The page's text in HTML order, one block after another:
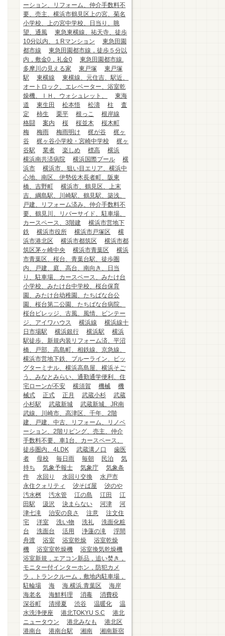
ーション、リフォーム、仲介手数料不
要、売主、横浜市鶴見区上の宮、菊名
小学校、上の宮中学校、日当り、眺
望、通風
東急東横線、祐天寺、徒歩
10分以内、１Rマンション
東急田園
都市線
東急田園都市線，徒歩５分以
内，敷金0，礼金0
東急田園都市線.
多摩川の見える家
東戸塚
東戸塚
駅
東横線
東横線、元住吉、駅近、
オートロック、エレベーター、浴室乾
燥機、ＩＨ、ウォシュレット、
東海
道
東生田 松本悟 松濤 柱
査
定
柿生 栗平 根っこ
根岸線
格闘
案内 桜 桜並木
桜木町
梅
梅雨 梅雨明け 梶が谷
梶ヶ
谷
梶ヶ谷小学校・宮崎中学校
梶ヶ
谷駅
業者 楽しめ 標高
横浜
横浜南共済病院
横浜国際プール
横
浜市
横浜市、狙い目エリア、横浜中
心地、南区、伊勢佐木長者町、阪東
橋、吉野町
横浜市、鶴見区、上末
吉、綱島駅、川崎駅、鶴見駅、築浅、
戸建、リフォーム済み、仲介手数料不
要、鶴見川、リバーサイド、駐車場、
カースペース、3階建
横浜市営地下
鉄
横浜市役所 横浜市戸塚区
横
浜市港北区
横浜市都筑区
横浜市都
筑区茅ヶ崎中央
横浜市青葉区
横浜
市青葉区、桜台、青葉台駅、徒歩圏
内、戸建、庭、高台、南向き、日当
り、駐車場、カースペース、みたけ台
小学校、みたけ台中学校、桜台保育
園、みたけ台幼稚園、たちばな台公
園、桜台第二公園、たちばな台病院、
桜台ビレッジ、古風、風情、ビンテー
ジ、アイワハウス
横浜線
横浜線十
日市場駅
横浜銀行 横浜駅
横浜
駅徒歩、新規内装リフォーム済、平沼
橋、戸部、高島町、相鉄線、京急線、
横浜市営地下鉄、ブルーライン、ビッ
グターミナル、横浜高島屋、横浜そご
う、みなとみらい、通勤通学便利、住
宅ローンが不安
横須賀 機械
機
械式
正式 正月 武蔵小杉
武蔵
小杉駅
武蔵新城
武蔵新城、JR南
武線、川崎市、高津区、千年、2階
建、戸建、中古、リフォーム、リノベ
ーション、2階リビング、売主、仲介
手数料不要、車1台、カースペース、
徒歩圏内、4LDK
武蔵溝ノ口
歯医
者
母校 毎日雨 毎朝 民泊
気
持ち
気象予報士 気象庁
気象条
件
水回り 水回り交換
水戸市
永住クォリティ
汐そば屋
汐のや
汚水桝
汚水管 江の島 江田
江
田駅
汲沢 決まらない 河津
河
津七滝
治安の良さ 注意
注文住
宅
洋室 洗い物 洗礼
洗面化粧
台
洗面台 活用 浄蓮の滝
浮間
舟渡
浴室 浴室乾燥
浴室乾燥
機
浴室室乾燥機
浴室換気乾燥機
浴室新規，エアコン新品，追い焚き，
モニター付インターホン，防犯カメ
ラ，トランクルーム，敷地内駐車場，
駐輪場
海 海.横浜.青葉区
海岸
海老名
海鮮料理 消毒
消費税
深谷町
清掃夏 渋谷 温暖化
温
水洗浄便座
港北TOKYU S.C
港北
ニュータウン
港北みなも
港北区
港南台
港南台駅 湘南
湘南新宿